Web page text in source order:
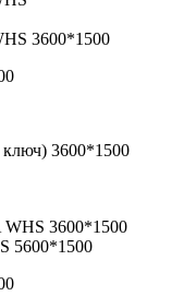
3600*1500
3600*1500
5600*1500